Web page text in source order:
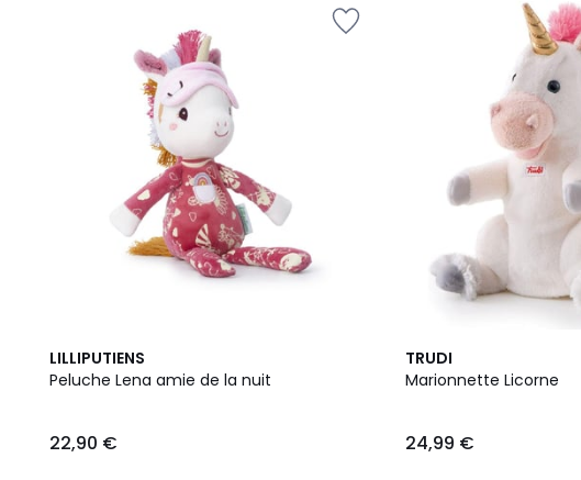
LILLIPUTIENS
Peluche Lena amie de la nuit
22,90 €
TRUDI
Marionnette Licorne
24,99 €